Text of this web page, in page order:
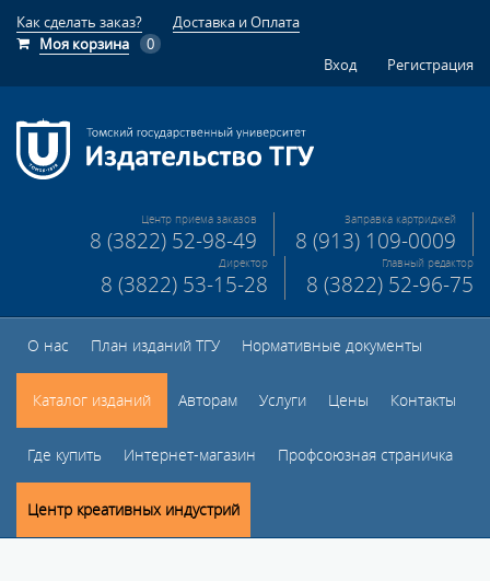
Как сделать заказ?
Доставка и Оплата
Моя корзина
0
Вход
Регистрация
Центр приема заказов
8 (3822) 52-98-49
Заправка картриджей
8 (913) 109-0009
Директор
8 (3822) 53-15-28
Главный редактор
8 (3822) 52-96-75
О нас План изданий ТГУ Нормативные документы
Каталог изданий Авторам Услуги Цены Контакты
Где купить Интернет-магазин Профсоюзная страничка
Центр креативных индустрий